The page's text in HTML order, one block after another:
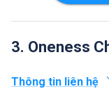
3. Oneness
Thông tin liên hệ